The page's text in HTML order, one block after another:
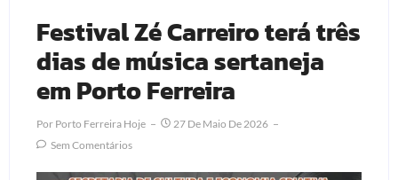
Festival Zé Carreiro terá três
dias de música sertaneja
em Porto Ferreira
Por Porto Ferreira Hoje
27 De Maio De 2026
Sem Comentários